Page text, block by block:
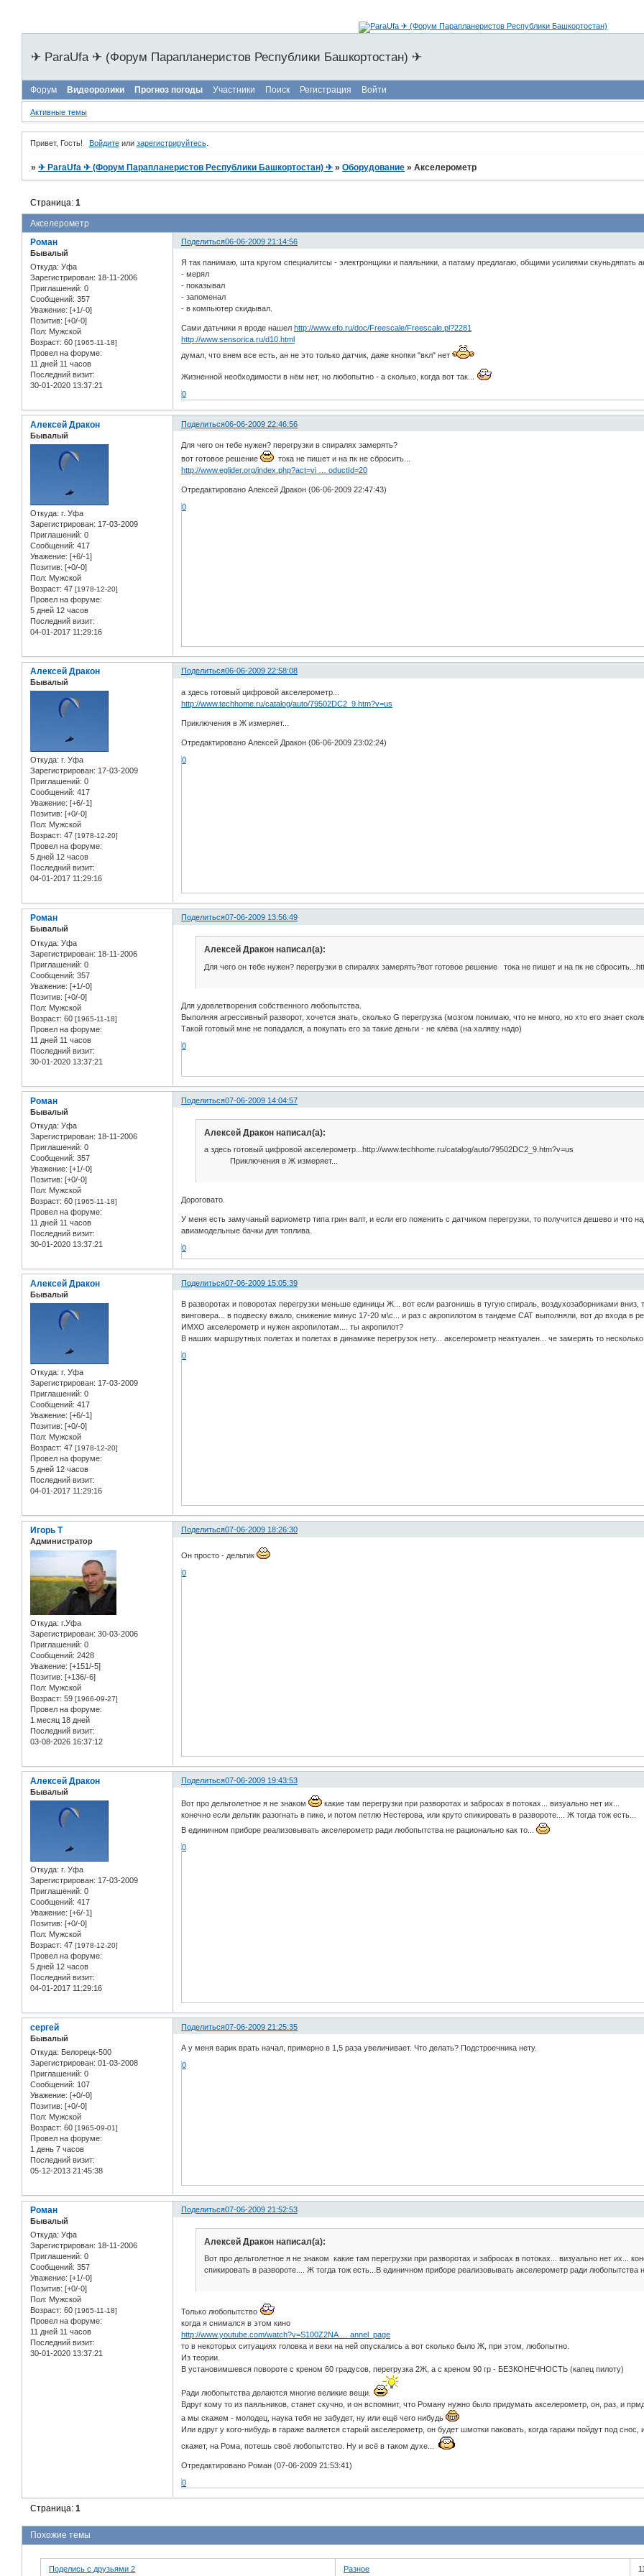
✈ ParaUfa ✈ (Форум Парапланеристов Республики Башкортостан) ✈
Форум Видеоролики Прогноз погоды Участники Поиск Регистрация Войти
Активные темы
Привет, Гость! Войдитеили зарегистрируйтесь.
»✈ ParaUfa ✈ (Форум Парапланеристов Республики Башкортостан) ✈ »Оборудование »Акселерометр
Акселерометр
Страница:1
Поделиться06-06-2009 21:14:56
Роман
Бывалый
Откуда: Уфа
Зарегистрирован: 18-11-2006
Приглашений: 0
Сообщений: 357
Уважение: [+1/-0]
Позитив: [+0/-0]
Пол: Мужской
Возраст: 60 [1965-11-18]
Провел на форуме:
11 дней 11 часов
Последний визит:
30-01-2020 13:37:21
Я так панимаю, шта кругом специалитсы - электронщики и паяльники, а патаму предлагаю, общими усилиями скуньдяпать
- мерял
- показывал
- запоменал
- в компьютер скидывал.
Сами датьчики я вроде нашелhttp://www.efo.ru/doc/Freescale/Freescale.pl?2281
http://www.sensorica.ru/d10.html
думал, что внем все есть, ан не это только датчик, даже кнопки "вкл" нет
Жизненной необходимости в нём нет, но любопытно - а сколько, когда вот так...
0
Поделиться06-06-2009 22:46:56
Алексей Дракон
Бывалый
Откуда: г. Уфа
Зарегистрирован: 17-03-2009
Приглашений: 0
Сообщений: 417
Уважение: [+6/-1]
Позитив: [+0/-0]
Пол: Мужской
Возраст: 47 [1978-12-20]
Провел на форуме:
5 дней 12 часов
Последний визит:
04-01-2017 11:29:16
Для чего он тебе нужен? перегрузки в спиралях замерять?
вот готовое решение
тока не пишет и на пк не сбросить...
http://www.eglider.org/index.php?act=vi … oductId=20
Отредактировано Алексей Дракон (06-06-2009 22:47:43)
0
Поделиться06-06-2009 22:58:08
Алексей Дракон
Бывалый
Откуда: г. Уфа
Зарегистрирован: 17-03-2009
Приглашений: 0
Сообщений: 417
Уважение: [+6/-1]
Позитив: [+0/-0]
Пол: Мужской
Возраст: 47 [1978-12-20]
Провел на форуме:
5 дней 12 часов
Последний визит:
04-01-2017 11:29:16
а здесь готовый цифровой акселерометр...
http://www.techhome.ru/catalog/auto/79502DC2_9.htm?v=us
Приключения в Ж измеряет...
Отредактировано Алексей Дракон (06-06-2009 23:02:24)
0
Поделиться07-06-2009 13:56:49
Роман
Бывалый
Откуда: Уфа
Зарегистрирован: 18-11-2006
Приглашений: 0
Сообщений: 357
Уважение: [+1/-0]
Позитив: [+0/-0]
Пол: Мужской
Возраст: 60 [1965-11-18]
Провел на форуме:
11 дней 11 часов
Последний визит:
30-01-2020 13:37:21
Алексей Дракон написал(а):
Для чего он тебе нужен? перегрузки в спиралях замерять?вот готовое решение тока не пишет и на пк не
Для удовлетворения собственного любопытства.
Выполняя агрессивный разворот, хочется знать, сколько G перегрузка (мозгом понимаю, что не много, но хто его знает
Такой готовый мне не попадался, а покупать его за такие деньги - не клёва (на халяву надо)
0
Поделиться07-06-2009 14:04:57
Роман
Бывалый
Откуда: Уфа
Зарегистрирован: 18-11-2006
Приглашений: 0
Сообщений: 357
Уважение: [+1/-0]
Позитив: [+0/-0]
Пол: Мужской
Возраст: 60 [1965-11-18]
Провел на форуме:
11 дней 11 часов
Последний визит:
30-01-2020 13:37:21
Алексей Дракон написал(а):
а здесь готовый цифровой акселерометр...http://www.techhome.ru/catalog/auto/79502DC2_9.htm?v=us
Приключения в Ж измеряет...
Дороговато.
У меня есть замучаный вариометр типа грин валт, и если его поженить с датчиком перегрузки, то получится дешево и что
авиамодельные бачки для топлива.
0
Поделиться07-06-2009 15:05:39
Алексей Дракон
Бывалый
Откуда: г. Уфа
Зарегистрирован: 17-03-2009
Приглашений: 0
Сообщений: 417
Уважение: [+6/-1]
Позитив: [+0/-0]
Пол: Мужской
Возраст: 47 [1978-12-20]
Провел на форуме:
5 дней 12 часов
Последний визит:
04-01-2017 11:29:16
В разворотах и поворотах перегрузки меньше единицы Ж... вот если разгонишь в тугую спираль, воздухозаборниками
винговера... в подвеску вжало, снижение минус 17-20 м\с... и раз с акропилотом в тандеме САТ выполняли, вот до входа в
ИМХО акселерометр и нужен акропилотам.... ты акропилот?
В наших маршрутных полетах и полетах в динамике перегрузок нету... акселерометр неактуален... че замерять то
0
Поделиться07-06-2009 18:26:30
Игорь Т
Администратор
Откуда: г.Уфа
Зарегистрирован: 30-03-2006
Приглашений: 0
Сообщений: 2428
Уважение: [+151/-5]
Позитив: [+136/-6]
Пол: Мужской
Возраст: 59 [1966-09-27]
Провел на форуме:
1 месяц 18 дней
Последний визит:
03-08-2026 16:37:12
Он просто - дельтик
0
Поделиться07-06-2009 19:43:53
Алексей Дракон
Бывалый
Откуда: г. Уфа
Зарегистрирован: 17-03-2009
Приглашений: 0
Сообщений: 417
Уважение: [+6/-1]
Позитив: [+0/-0]
Пол: Мужской
Возраст: 47 [1978-12-20]
Провел на форуме:
5 дней 12 часов
Последний визит:
04-01-2017 11:29:16
Вот про дельтолетное я не знаком
какие там перегрузки при разворотах и забросах в потоках... визуально нет их...
конечно если дельтик разогнать в пике, и потом петлю Нестерова, или круто спикировать в развороте.... Ж тогда тож есть...
В единичном приборе реализовывать акселерометр ради любопытства не рационально как то...
0
Поделиться07-06-2009 21:25:35
сергей
Бывалый
Откуда: Белорецк-500
Зарегистрирован: 01-03-2008
Приглашений: 0
Сообщений: 107
Уважение: [+0/-0]
Позитив: [+0/-0]
Пол: Мужской
Возраст: 60 [1965-09-01]
Провел на форуме:
1 день 7 часов
Последний визит:
05-12-2013 21:45:38
А у меня варик врать начал, примерно в 1,5 раза увеличивает. Что делать? Подстроечника нету.
0
Поделиться07-06-2009 21:52:53
Роман
Бывалый
Откуда: Уфа
Зарегистрирован: 18-11-2006
Приглашений: 0
Сообщений: 357
Уважение: [+1/-0]
Позитив: [+0/-0]
Пол: Мужской
Возраст: 60 [1965-11-18]
Провел на форуме:
11 дней 11 часов
Последний визит:
30-01-2020 13:37:21
Алексей Дракон написал(а):
Вот про дельтолетное я не знаком какие там перегрузки при разворотах и забросах в потоках... визуально нет их...
спикировать в развороте.... Ж тогда тож есть...В единичном приборе реализовывать акселерометр ради любопытства
Только любопытство
когда я снимался в этом кино
http://www.youtube.com/watch?v=S100Z2NA … annel_page
то в некоторых ситуациях головка и веки на ней опускались а вот сколько было Ж, при этом, любопытно.
Из теории.
В установимшевся повороте с креном 60 градусов, перегрузка 2Ж, а с креном 90 гр - БЕЗКОНЕЧНОСТЬ (капец пилоту)
Ради любопытства делаются многие великие вещи.
Вдруг кому то из паяльников, станет скучно, и он вспомнит, что Роману нужно было придумать акселерометр, он, раз, и
а мы скажем - молодец, наука тебя не забудет, ну или ещё чего нибудь
Или вдруг у кого-нибудь в гараже валяется старый акселерометр, он будет шмотки паковать, когда гаражи пойдут под
скажет, на Рома, потешь своё любопытство. Ну и всё в таком духе...
Отредактировано Роман (07-06-2009 21:53:41)
0
Страница:1
Похожие темы
Поделись с друзьями 2 Разное